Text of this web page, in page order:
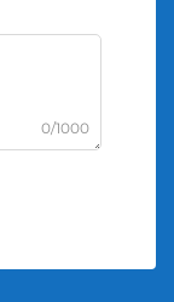
0/1000